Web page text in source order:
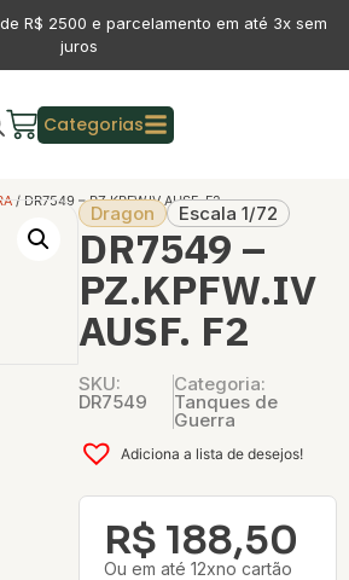
de R$ 2500 e parcelamento em até 3x sem
juros
Categorias
/ DR7549 – PZ.KPFW.IV AUSF. F2
Dragon Escala 1/72
DR7549 –
PZ.KPFW.IV
AUSF. F2
SKU:
DR7549
Categoria:
Tanques de
Guerra
Adiciona a lista de desejos!
R$ 188,50
Ou em até 12xno cartão